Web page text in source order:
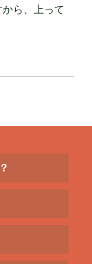
ら、上って